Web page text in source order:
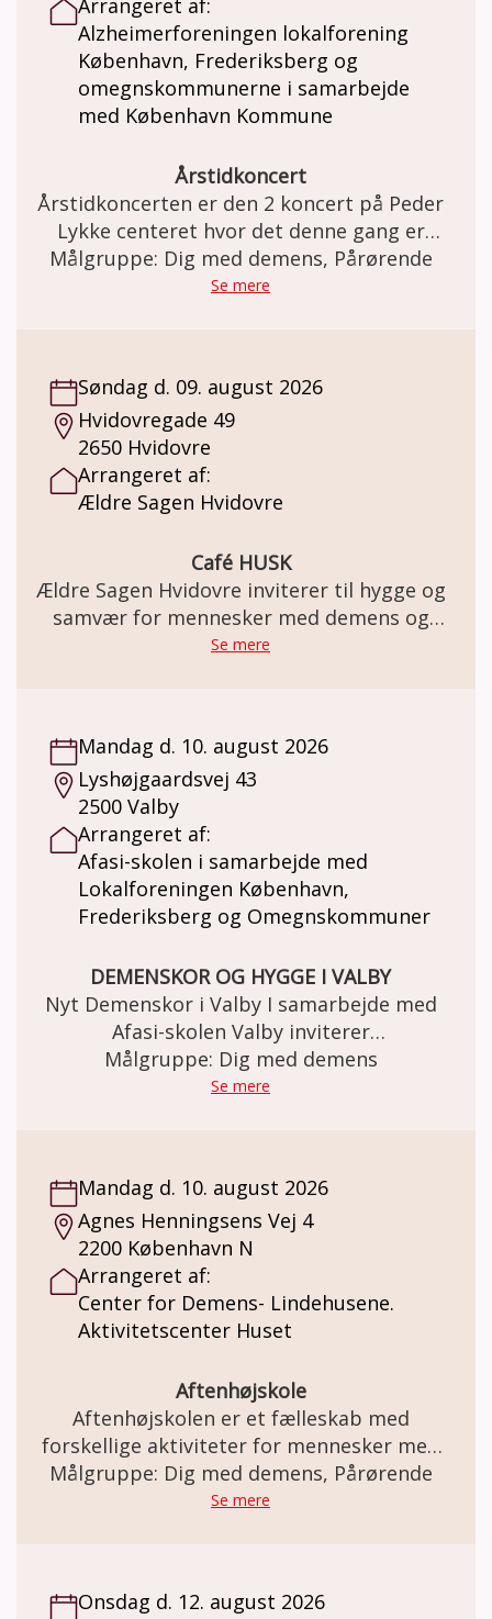
Arrangeret af:
Alzheimerforeningen lokalforening
København, Frederiksberg og
omegnskommunerne i samarbejde
med København Kommune
Årstidkoncert
Årstidkoncerten er den 2 koncert på Peder
Lykke centeret hvor det denne gang er
sommersangene der skal nydes.
Målgruppe: Dig med demens, Pårørende
Se mere
Søndag d. 09. august 2026
Hvidovregade 49
2650 Hvidovre
Arrangeret af:
Ældre Sagen Hvidovre
Café HUSK
Ældre Sagen Hvidovre inviterer til hygge og
samvær for mennesker med demens og
deres pårørende
Se mere
Mandag d. 10. august 2026
Lyshøjgaardsvej 43
2500 Valby
Arrangeret af:
Afasi-skolen i samarbejde med
Lokalforeningen København,
Frederiksberg og Omegnskommuner
DEMENSKOR OG HYGGE I VALBY
Nyt Demenskor i Valby I samarbejde med
Afasi-skolen Valby inviterer
Alzheimerforeningens Lokalforening
København, Frederiksberg og
demens. Demenskoret mødes én gang
ugentligt MANDAG 13-15. Vi synger kendte
sange, arbejder med rytme og skaber
fællesskab. Program: • Ca. 1 times korsang •
Ca. En halv times kaffe, hygge og fællesskab
efterfølgende Kørsel: Der er mulighed for
Kommune og Københavns Kommune. Ring til
afasi-skolen på 60104155 Alle kan være med
– ingen forudsætninger er nødvendige.
Musik skaber glæde, nærvær og
genkendelse. Vi glæder os til at synge
Målgruppe: Dig med demens
Se mere
Mandag d. 10. august 2026
Agnes Henningsens Vej 4
2200 København N
Arrangeret af:
Center for Demens- Lindehusene.
Aktivitetscenter Huset
Aftenhøjskole
Aftenhøjskolen er et fælleskab med
forskellige aktiviteter for mennesker med
demens sammen med familie og venner.
Målgruppe: Dig med demens, Pårørende
Se mere
Onsdag d. 12. august 2026